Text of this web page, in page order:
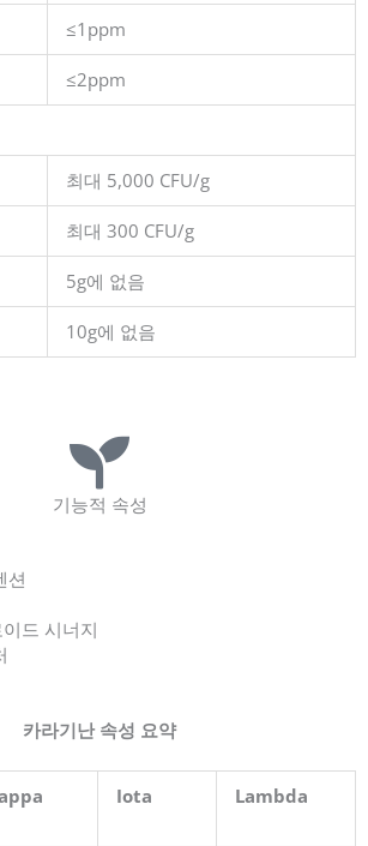
≤1ppm
≤2ppm
최대 5,000 CFU/g
최대 300 CFU/g
5g에 없음
10g에 없음
기능적 속성
션
드 시너지
카라기난 속성 요약
Iota Lambda